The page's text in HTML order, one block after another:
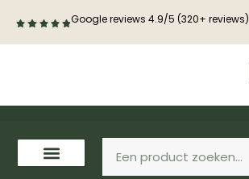
Google reviews 4.9/5 (320+ reviews)